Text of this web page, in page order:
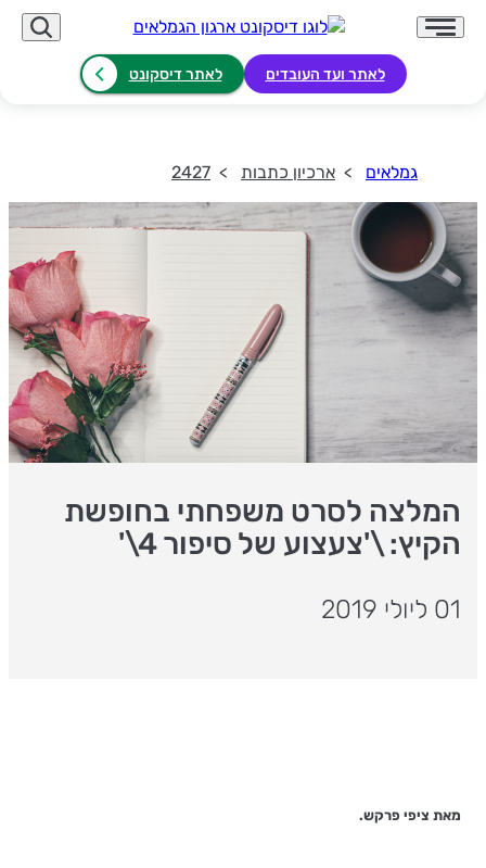
לאתר ועד העובדים לאתר דיסקונט
גמלאים ארכיון כתבות 2427
המלצה לסרט משפחתי בחופשת
הקיץ: \'צעצוע של סיפור 4\'
01 ליולי 2019
מאת ציפי פרקש.